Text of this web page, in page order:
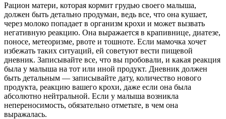
Рацион матери, которая кормит грудью своего малыша,
должен быть детально продуман, ведь все, что она кушает,
через молоко попадает в организм крохи и может вызвать
негативную реакцию. Она выражается в крапивнице, диатезе,
поносе, метеоризме, рвоте и тошноте. Если мамочка хочет
избежать таких ситуаций, ей советуют вести пищевой
дневник. Записывайте все, что вы пробовали, и какая реакция
была у малыша на тот или иной продукт. Дневник должен
быть детальным — записывайте дату, количество нового
продукта, реакцию вашего крохи, даже если она была
абсолютно нейтральной. Если у малыша возникла
непереносимость, обязательно отметьте, в чем она
выражалась.